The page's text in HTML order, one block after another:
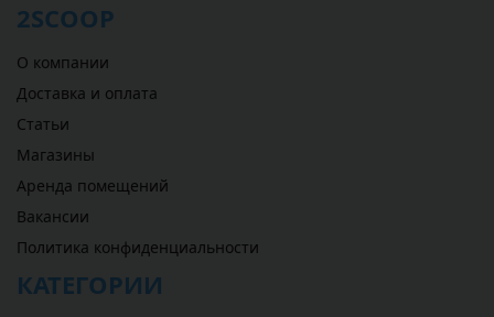
2SCOOP
О компании
Доставка и оплата
Статьи
Магазины
Аренда помещений
Вакансии
Политика конфиденциальности
КАТЕГОРИИ